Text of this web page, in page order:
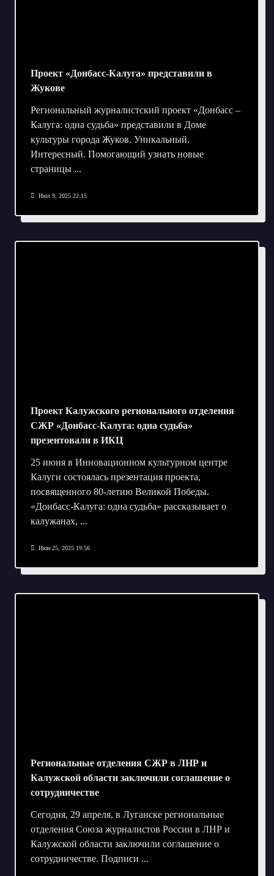
Проект «Донбасс-Калуга» представили в
Жукове
Региональный журналистский проект «Донбасс –
Калуга: одна судьба» представили в Доме
культуры города Жуков. Уникальный.
Интересный. Помогающий узнать новые
страницы ...
Июл 9, 2025 22:15
Проект Калужского регионального отделения
СЖР «Донбасс-Калуга: одна судьба»
презентовали в ИКЦ
25 июня в Инновационном культурном центре
Калуги состоялась презентация проекта,
посвященного 80-летию Великой Победы.
«Донбасс-Калуга: одна судьба» рассказывает о
калужанах, ...
Июн 25, 2025 19:56
Региональные отделения СЖР в ЛНР и
Калужской области заключили соглашение о
сотрудничестве
Сегодня, 29 апреля, в Луганске региональные
отделения Союза журналистов России в ЛНР и
Калужской области заключили соглашение о
сотрудничестве. Подписи ...